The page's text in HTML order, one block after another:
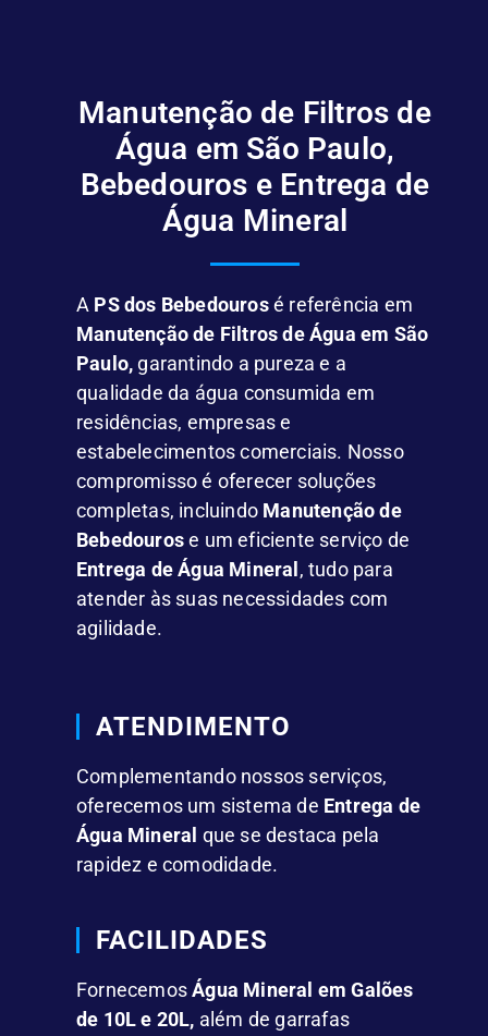
Manutenção de Filtros de
Água em São Paulo,
Bebedouros e Entrega de
Água Mineral
A PS dos Bebedourosé referência em
Manutenção de Filtros de Água em São
Paulo, garantindo a pureza e a
qualidade da água consumida em
residências, empresas e
estabelecimentos comerciais. Nosso
compromisso é oferecer soluções
completas, incluindo Manutenção de
Bebedourose um eficiente serviço de
Entrega de Água Mineral , tudo para
atender às suas necessidades com
agilidade.
ATENDIMENTO
Complementando nossos serviços,
oferecemos um sistema de Entrega de
Água Mineral que se destaca pela
rapidez e comodidade.
FACILIDADES
FornecemosÁgua Mineral em Galões
de 10L e 20L, além de garrafas